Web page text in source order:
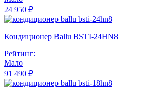
24 950 ₽
Кондиционер Ballu BSTI-24HN8
Рейтинг:
Мало
91 490 ₽